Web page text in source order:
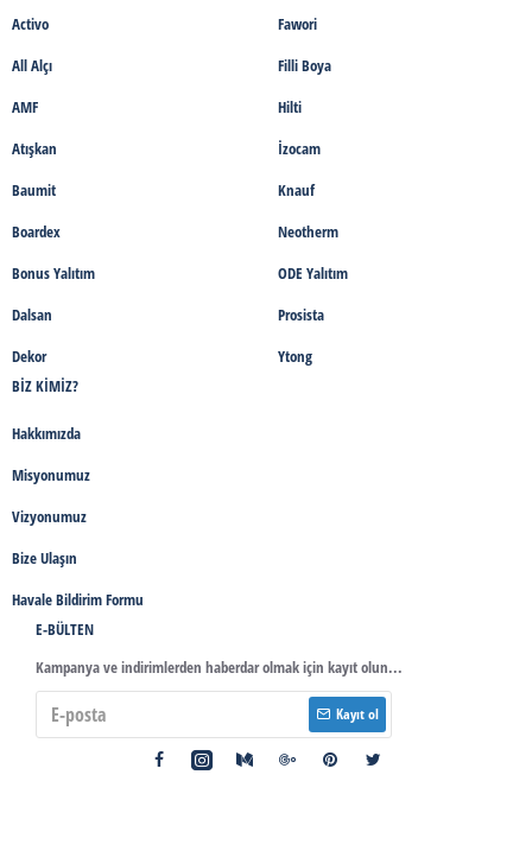
Activo
All Alçı
AMF
Atışkan
Baumit
Boardex
Bonus Yalıtım
Dalsan
Dekor
Fawori
Filli Boya
Hilti
İzocam
Knauf
Neotherm
ODE Yalıtım
Prosista
Ytong
BIZ KIMIZ?
Hakkımızda
Misyonumuz
Vizyonumuz
Bize Ulaşın
Havale Bildirim Formu
E-BÜLTEN
Kampanya ve indirimlerden haberdar olmak için kayıt olun...
Kayıt ol